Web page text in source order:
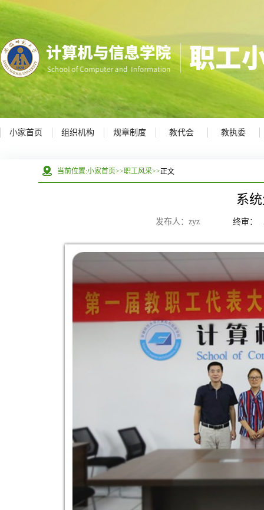
小家首页 组织机构 规章制度 教代会 教执委
当前位置:小家首页>>职工风采>>正文
系
发布人：zyz 终审：